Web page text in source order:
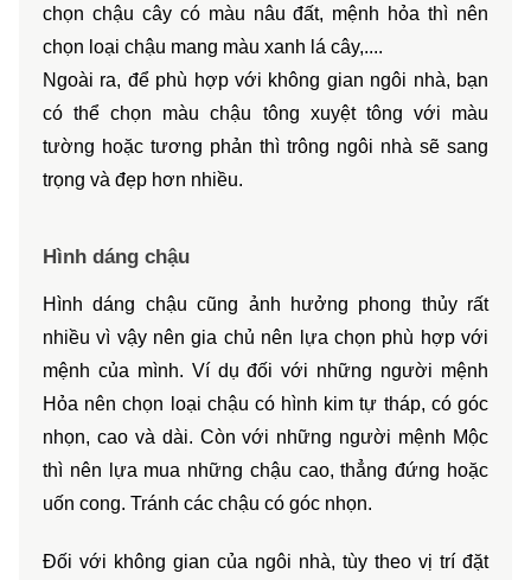
chọn chậu cây có màu nâu đất, mệnh hỏa thì nên
chọn loại chậu mang màu xanh lá cây,....
Ngoài ra, để phù hợp với không gian ngôi nhà, bạn
có thể chọn màu chậu tông xuyệt tông với màu
tường hoặc tương phản thì trông ngôi nhà sẽ sang
trọng và đẹp hơn nhiều.
Hình dáng chậu
Hình dáng chậu cũng ảnh hưởng phong thủy rất
nhiều vì vậy nên gia chủ nên lựa chọn phù hợp với
mệnh của mình. Ví dụ đối với những người mệnh
Hỏa nên chọn loại chậu có hình kim tự tháp, có góc
nhọn, cao và dài. Còn với những người mệnh Mộc
thì nên lựa mua những chậu cao, thẳng đứng hoặc
uốn cong. Tránh các chậu có góc nhọn.
Đối với không gian của ngôi nhà, tùy theo vị trí đặt